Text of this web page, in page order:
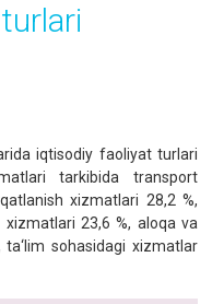
iqtisodiy faoliyat turlari
tarkibida transport
xizmatlari 28,2 %,
23,6 %, aloqa va
sohasidagi xizmatlar